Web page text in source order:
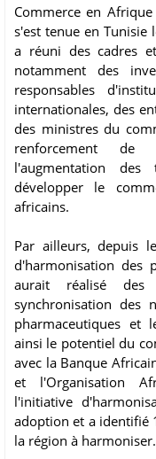
Commerce en Afrique
s'est tenue en Tunisie
a réuni des cadres
notamment des
responsables
internationales, des
des ministres du
renforcement de
l'augmentation des
développer le
africains.
Par ailleurs, depuis
d'harmonisation des
aurait réalisé des
synchronisation des
pharmaceutiques et
ainsi le potentiel du
avec la Banque
et l'Organisation
l'initiative
adoption et a identifié
la région à harmoniser.